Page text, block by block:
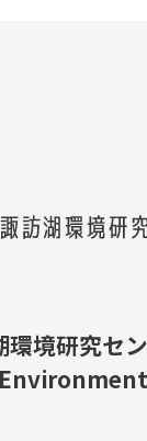
環境研究セ